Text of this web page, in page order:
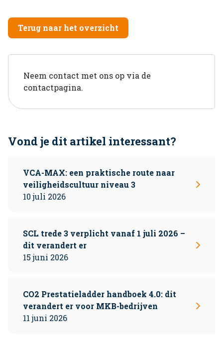
Terug naar het overzicht
Neem contact met ons op via de
contactpagina.
Vond je dit artikel interessant?
VCA-MAX: een praktische route naar
veiligheidscultuur niveau 3
10 juli 2026
SCL trede 3 verplicht vanaf 1 juli 2026 –
dit verandert er
15 juni 2026
CO2 Prestatieladder handboek 4.0: dit
verandert er voor MKB-bedrijven
11 juni 2026